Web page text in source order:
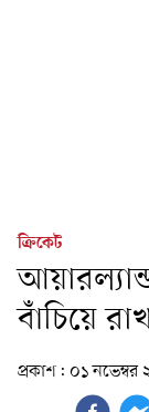
ক্রিকেট
বাঁচিয়ে
প্রকাশ: ০১